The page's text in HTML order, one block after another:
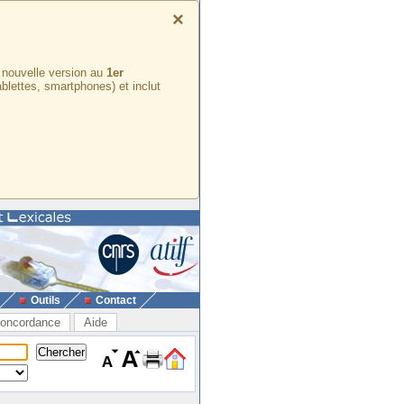
×
version au 1er
smartphones) et inclut
Outils Contact
Aide